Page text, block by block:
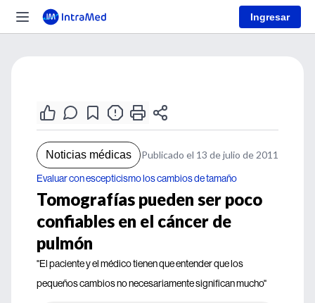
Ingresar
Noticias médicas Publicado el 13 de julio de 2011
Evaluar con escepticismo los cambios de tamaño
Tomografías pueden ser poco
confiables en el cáncer de
pulmón
"El paciente y el médico tienen que entender que los
pequeños cambios no necesariamente significan mucho"